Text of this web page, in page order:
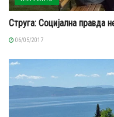
Струга: Социјална правда
06/05/2017